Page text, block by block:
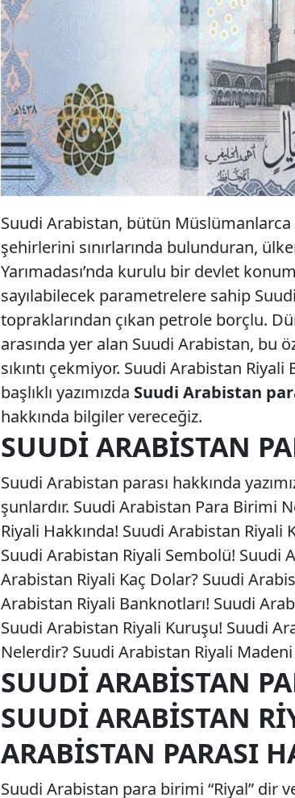
Suudi Arabistan, bütün
şehirlerini sınırlarında bulunduran,
Yarımadası’nda kurulu bir devlet
sayılabilecek parametrelere sahip
topraklarından çıkan petrole borçlu.
arasında yer alan Suudi Arabistan, bu
sıkıntı çekmiyor. Suudi Arabistan
başlıklı yazımızda Suudi Arabistan
hakkında bilgiler vereceğiz.
SUUDI ARABISTAN
Suudi Arabistan parası hakkında
şunlardır. Suudi Arabistan Para Birimi
Riyali Hakkında! Suudi Arabistan
Suudi Arabistan Riyali Sembolü! Suudi
Arabistan Riyali Kaç Dolar? Suudi
Arabistan Riyali Banknotları! Suudi
Suudi Arabistan Riyali Kuruşu! Suudi
Nelerdir? Suudi Arabistan Riyali Madeni
SUUDI ARABISTAN
SUUDI ARABISTAN
ARABISTAN PARASI
Suudi Arabistan para birimi “Riyal” dir